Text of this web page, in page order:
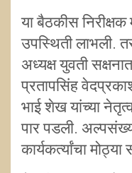
या बैठकीस
उपस्थिती लाभली.
अध्यक्ष युवती
प्रतापसिंह
भाई शेख यांच्या
पार पडली.
कार्यकर्त्यांचा